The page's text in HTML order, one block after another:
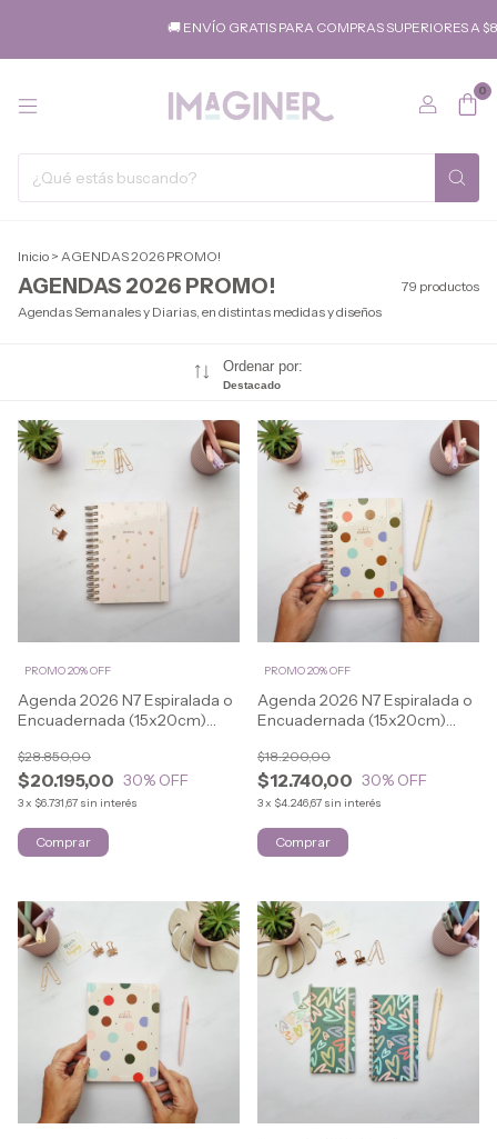
🚚 ENVÍO GRATIS PARA COMPRAS SUPERIORES A $80.000 (A
0
Inicio > AGENDAS 2026 PROMO!
AGENDAS 2026 PROMO!
79 productos
Agendas Semanales y Diarias, en distintas medidas y diseños
Ordenar por:
Destacado
Agenda 2026 N7 Espiralada o
Encuadernada (15x20cm)
$20.195,00
$28.850,00
30% OFF
3x $6.731,67 sin interés
PROMO 20% OFF
Comprar
Agenda 2026 N7 Espiralada o
Encuadernada (15x20cm)
$12.740,00
$18.200,00
30% OFF
3x $4.246,67 sin interés
PROMO 20% OFF
Comprar